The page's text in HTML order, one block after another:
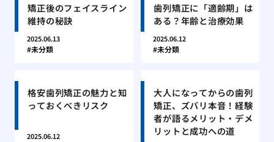
矯正後のフェイスライン
維持の秘訣
2025.06.13
未分類
歯列矯正に「適齢期」は
ある？年齢と治療効果
2025.06.12
未分類
格安歯列矯正の魅力と知
っておくべきリスク
2025.06.12
大人になってからの歯列
矯正、ズバリ本音！経験
者が語るメリット・デメ
リットと成功への道